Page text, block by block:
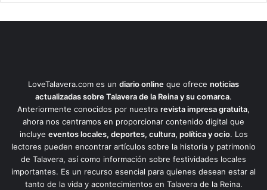
LoveTalavera.com es un diario online que ofrece noticias
actualizadas sobre Talavera de la Reina y su comarca.
Anteriormente conocidos por nuestra revista impresa gratuita,
ahora nos centramos en proporcionar contenido digital que
incluye eventos locales, deportes, cultura, política y ocio. Los
lectores pueden encontrar artículos sobre la historia y patrimonio
de Talavera, así como información sobre festividades locales
importantes. Es un recurso esencial para quienes desean estar al
tanto de la vida y acontecimientos en Talavera de la Reina.